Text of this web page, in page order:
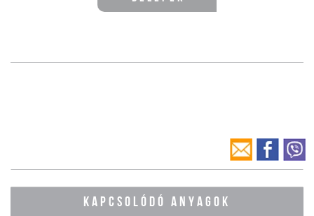
KAPCSOLÓDÓ ANYAGOK